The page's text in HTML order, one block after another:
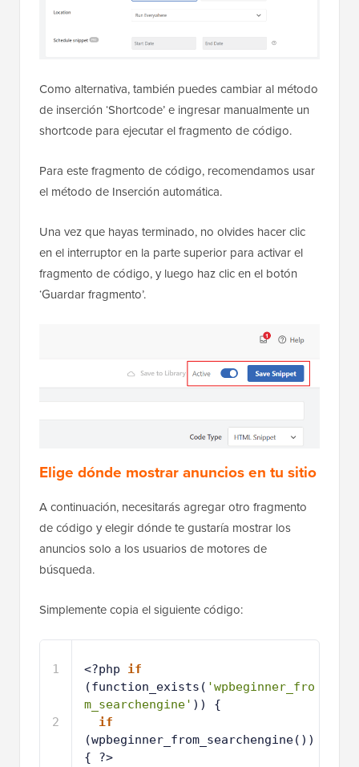
Como alternativa, también puedes cambiar al método
de inserción ‘Shortcode’ e ingresar manualmente un
shortcode para ejecutar el fragmento de código.
Para este fragmento de código, recomendamos usar
el método de Inserción automática.
Una vez que hayas terminado, no olvides hacer clic
en el interruptor en la parte superior para activar el
fragmento de código, y luego haz clic en el botón
‘Guardar fragmento’.
Elige dónde mostrar anuncios en tu sitio
A continuación, necesitarás agregar otro fragmento
de código y elegir dónde te gustaría mostrar los
anuncios solo a los usuarios de motores de
búsqueda.
Simplemente copia el siguiente código:
1
2
<?php if
(function_exists( 'wpbeginner_fro
m_searchengine' )) {
if
(wpbeginner_from_searchengine())
{ ?>